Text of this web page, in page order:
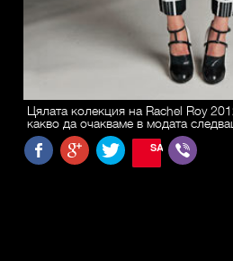
Цялата колекция на Rachel Roy
какво да очакваме в модата
SAVE